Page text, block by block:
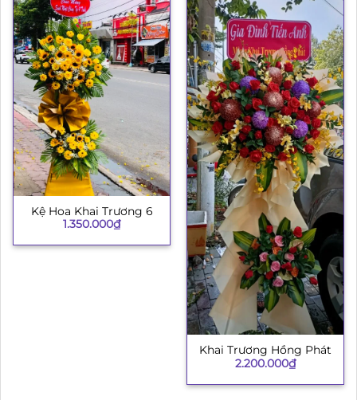
Kệ Hoa Khai Trương 6
1.350.000₫
Khai Trương Hồng Phát
2.200.000₫